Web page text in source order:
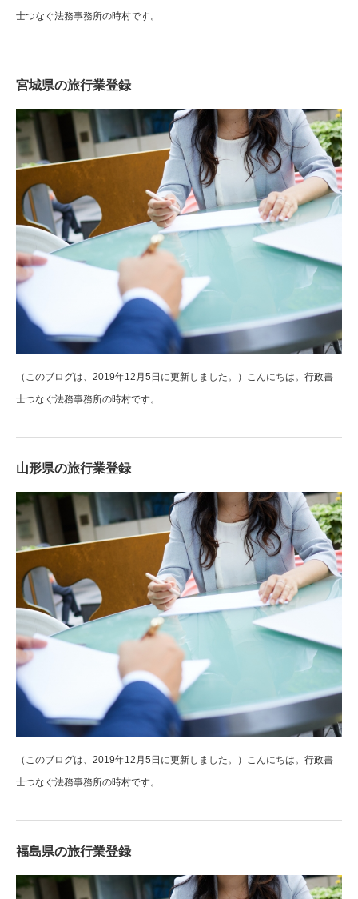
士つなぐ法務事務所の時村です。
宮城県の旅行業登録
（このブログは、2019年12月5日に更新しました。）こんにちは。行政書
士つなぐ法務事務所の時村です。
山形県の旅行業登録
（このブログは、2019年12月5日に更新しました。）こんにちは。行政書
士つなぐ法務事務所の時村です。
福島県の旅行業登録